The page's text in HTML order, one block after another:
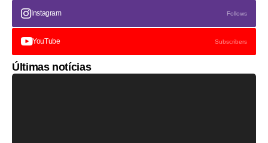
Instagram Follows
YouTube Subscribers
Últimas notícias